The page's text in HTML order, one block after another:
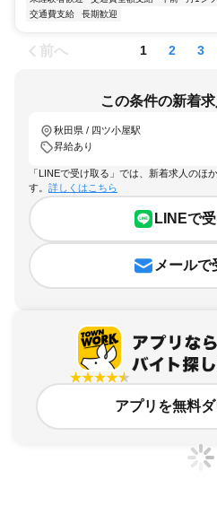
交通費支給
長期歓迎
前へ 1 2 3
この条件の新着
秋田県 / 四ツ小屋駅
昇給あり
「LINEで受け取る」では、新着求人のほ
す。 詳しくはこちら
LINEで
メールで
アプリを無料